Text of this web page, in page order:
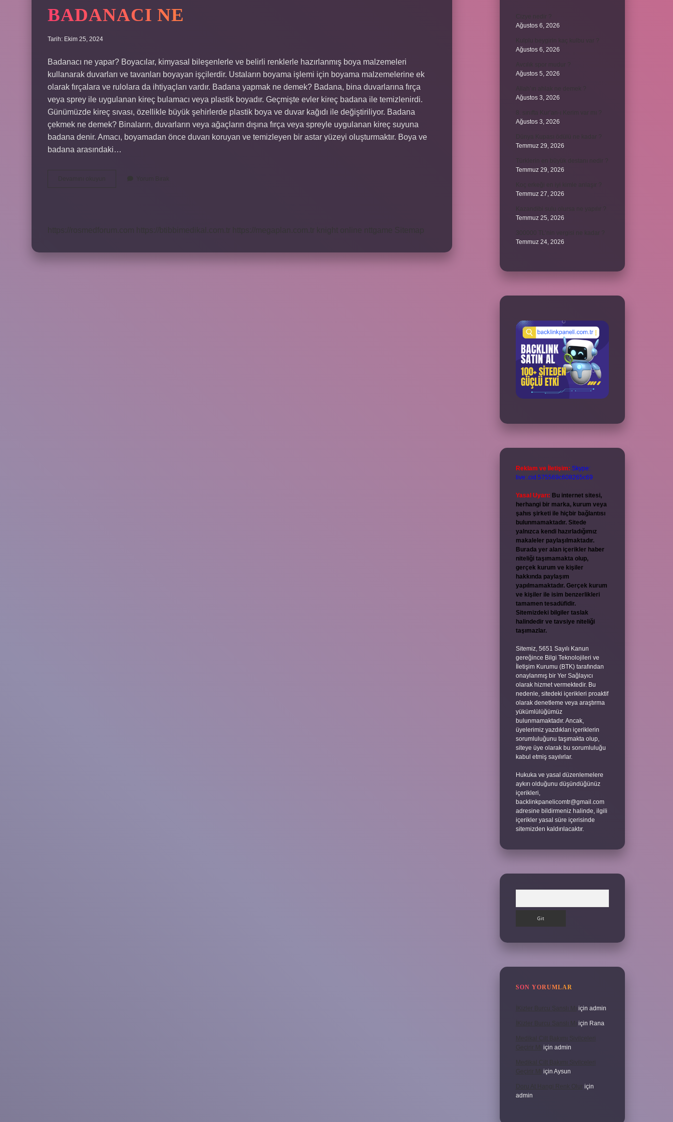
BADANACI NE
Tarih: Ekim 25, 2024
Badanacı ne yapar? Boyacılar, kimyasal bileşenlerle ve belirli renklerle hazırlanmış boya malzemeleri
kullanarak duvarları ve tavanları boyayan işçilerdir. Ustaların boyama işlemi için boyama malzemelerine ek
olarak fırçalara ve rulolara da ihtiyaçları vardır. Badana yapmak ne demek? Badana, bina duvarlarına fırça
veya sprey ile uygulanan kireç bulamacı veya plastik boyadır. Geçmişte evler kireç badana ile temizlenirdi.
Günümüzde kireç sıvası, özellikle büyük şehirlerde plastik boya ve duvar kağıdı ile değiştiriliyor. Badana
çekmek ne demek? Binaların, duvarların veya ağaçların dışına fırça veya spreyle uygulanan kireç suyuna
badana denir. Amacı, boyamadan önce duvarı koruyan ve temizleyen bir astar yüzeyi oluşturmaktır. Boya ve
badana arasındaki…
Ağustos 6, 2026
Ağustos 6, 2026
Ağustos 5, 2026
Ağustos 3, 2026
Ağustos 3, 2026
Temmuz 29, 2026
Temmuz 29, 2026
Temmuz 27, 2026
Temmuz 25, 2026
Temmuz 24, 2026
Reklam ve İletişim: Skype:
live:.cid.575569c608265c69
Yasal Uyarı: Bu internet sitesi,
herhangi bir marka, kurum veya
şahıs şirketi ile hiçbir bağlantısı
bulunmamaktadır. Sitede
yalnızca kendi hazırladığımız
makaleler paylaşılmaktadır.
Burada yer alan içerikler haber
niteliği taşımamakta olup,
gerçek kurum ve kişiler
hakkında paylaşım
yapılmamaktadır. Gerçek kurum
ve kişiler ile isim benzerlikleri
tamamen tesadüfidir.
Sitemizdeki bilgiler taslak
halindedir ve tavsiye niteliği
taşımazlar.
Sitemiz, 5651 Sayılı Kanun
gereğince Bilgi Teknolojileri ve
İletişim Kurumu (BTK) tarafından
onaylanmış bir Yer Sağlayıcı
olarak hizmet vermektedir. Bu
nedenle, sitedeki içerikleri proaktif
olarak denetleme veya araştırma
yükümlülüğümüz
bulunmamaktadır. Ancak,
üyelerimiz yazdıkları içeriklerin
sorumluluğunu taşımakta olup,
siteye üye olarak bu sorumluluğu
kabul etmiş sayılırlar.
Hukuka ve yasal düzenlemelere
aykırı olduğunu düşündüğünüz
içerikleri,
backlinkpanelicomtr@gmail.com
adresine bildirmeniz halinde, ilgili
içerikler yasal süre içerisinde
sitemizden kaldırılacaktır.
SON YORUMLAR
İKizler Burcu Şanslı Mı için admin
İKizler Burcu Şanslı Mı için Rana
Medikal Cilt Bakımı Sivilceleri
Geçirir Mi için admin
Medikal Cilt Bakımı Sivilceleri
Geçirir Mi için Aysun
Doru At Hangi Renk Olur için
admin